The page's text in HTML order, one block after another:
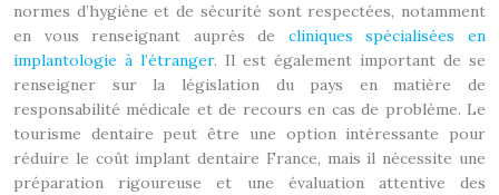
normes d’hygiène et de sécurité sont respectées, notamment
en vous renseignant auprès de cliniques spécialisées en
implantologie à l’étranger. Il est également important de se
renseigner sur la législation du pays en matière de
responsabilité médicale et de recours en cas de problème. Le
tourisme dentaire peut être une option intéressante pour
réduire le coût implant dentaire France, mais il nécessite une
préparation rigoureuse et une évaluation attentive des